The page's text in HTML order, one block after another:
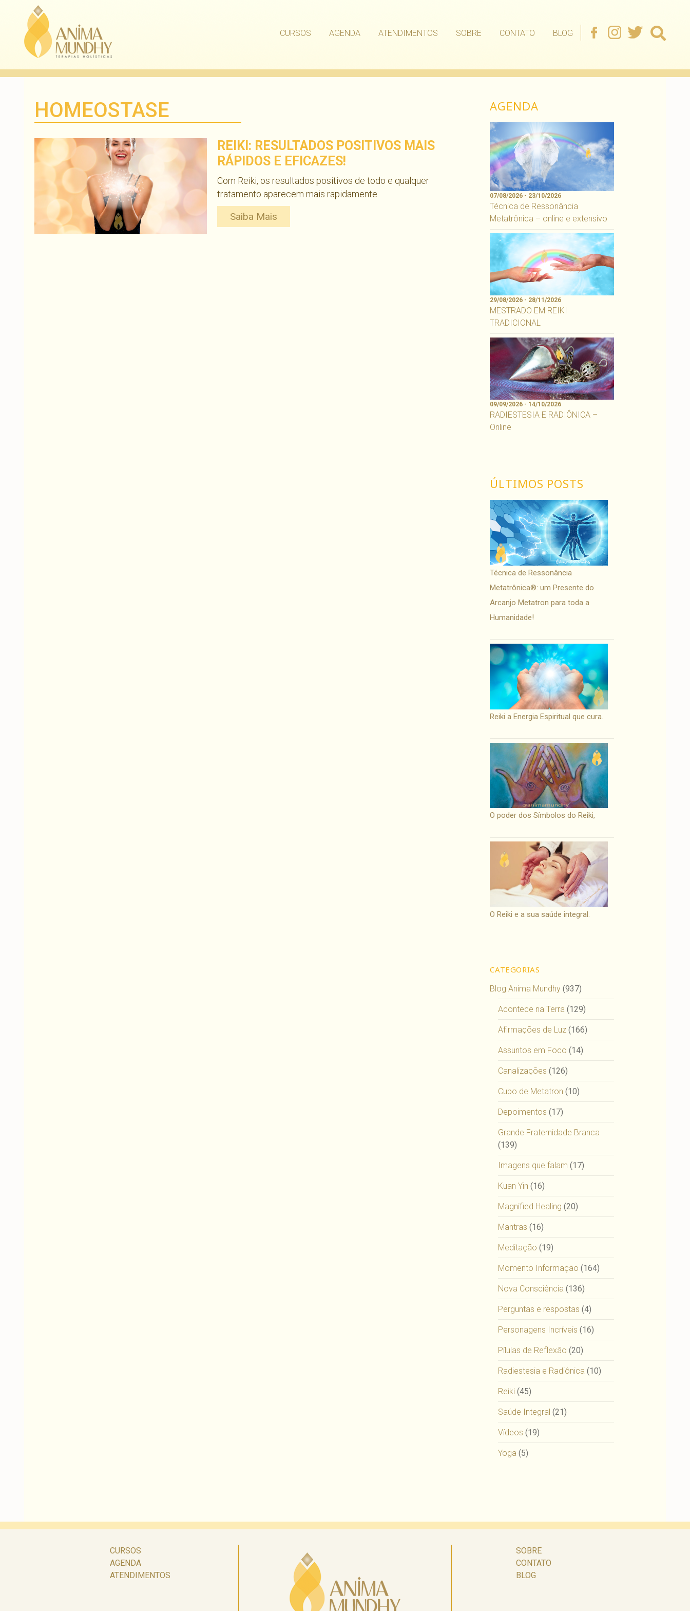
CURSOS AGENDA ATENDIMENTOS SOBRE CONTATO BLOG
HOMEOSTASE
REIKI: RESULTADOS POSITIVOS MAIS
RÁPIDOS E EFICAZES!
Com Reiki, os resultados positivos de todo e qualquer
tratamento aparecem mais rapidamente.
Saiba Mais
AGENDA
07/08/2026 - 23/10/2026
Técnica de Ressonância
Metatrônica – online e extensivo
29/08/2026 - 28/11/2026
MESTRADO EM REIKI
TRADICIONAL
09/09/2026 - 14/10/2026
RADIESTESIA E RADIÔNICA –
Online
ÚLTIMOS POSTS
Técnica de Ressonância
Metatrônica®: um Presente do
Arcanjo Metatron para toda a
Humanidade!
Reiki a Energia Espiritual que cura.
O poder dos Símbolos do Reiki,
O Reiki e a sua saúde integral.
CATEGORIAS
Blog Anima Mundhy (937)
Acontece na Terra (129)
Afirmações de Luz (166)
Assuntos em Foco (14)
Canalizações (126)
Cubo de Metatron (10)
Depoimentos (17)
Grande Fraternidade Branca
(139)
Imagens que falam (17)
Kuan Yin (16)
Magnified Healing (20)
Mantras (16)
Meditação (19)
Momento Informação (164)
Nova Consciência (136)
Perguntas e respostas (4)
Personagens Incríveis (16)
Pílulas de Reflexão (20)
Radiestesia e Radiônica (10)
Reiki (45)
Saúde Integral (21)
Vídeos (19)
Yoga (5)
CURSOS
AGENDA
ATENDIMENTOS
SOBRE
CONTATO
BLOG